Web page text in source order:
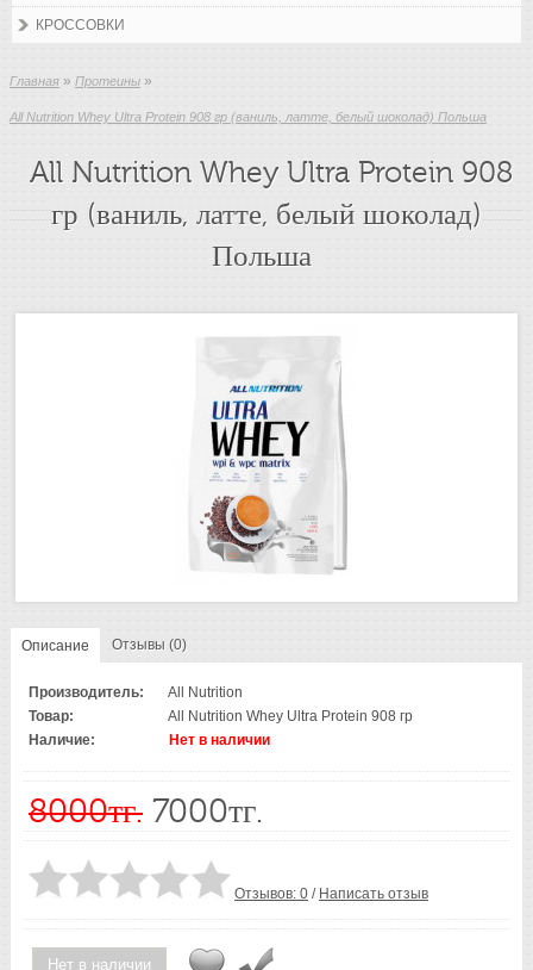
КРОССОВКИ
Главная » Протеины »
All Nutrition Whey Ultra Protein 908 гр (ваниль, латте, белый шоколад) Польша
All Nutrition Whey Ultra Protein 908
гр (ваниль, латте, белый шоколад)
Польша
Описание Отзывы (0)
Производитель:
All Nutrition
Товар:
All Nutrition Whey Ultra Protein 908 гр
Наличие:
Нет в наличии
8000тг. 7000тг.
Отзывов: 0 / Написать отзыв
Нет в наличии